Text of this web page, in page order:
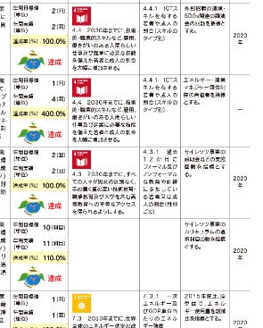
ブル・
ャンパス
ケーション
取り組みと評価